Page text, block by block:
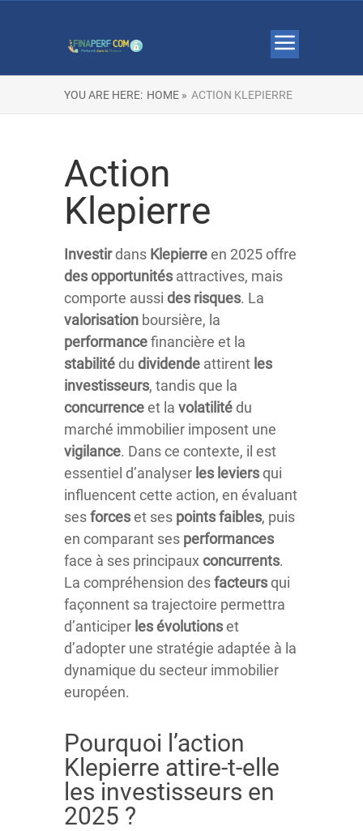
YOU ARE HERE: HOME » ACTION KLEPIERRE
Action
Klepierre
Investirdans Klepierreen 2025 offre
des opportunités attractives, mais
comporte aussi des risques. La
valorisation boursière, la
performancefinancière et la
stabilité du dividende attirent les
investisseurs, tandis que la
concurrenceet la volatilité du
marché immobilier imposent une
vigilance. Dans ce contexte, il est
essentiel d’analyser les leviers qui
influencent cette action, en évaluant
sesforceset ses points faibles, puis
en comparant ses performances
face à ses principaux concurrents.
La compréhension desfacteurs qui
façonnent sa trajectoire permettra
d’anticiper les évolutionset
d’adopter une stratégie adaptée à la
dynamique du secteur immobilier
européen.
Pourquoi l’action
Klepierre attire-t-elle
les investisseurs en
2025 ?